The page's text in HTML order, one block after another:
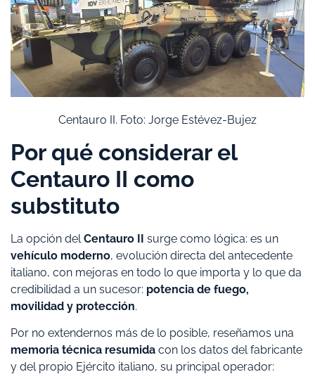
Centauro II. Foto: Jorge Estévez-Bujez
Por qué considerar el
Centauro II como
substituto
La opción del Centauro II surge como lógica: es un
vehículo moderno, evolución directa del antecedente
italiano, con mejoras en todo lo que importa y lo que da
credibilidad a un sucesor: potencia de fuego,
movilidad y protección.
Por no extendernos más de lo posible, reseñamos una
memoria técnica resumida con los datos del fabricante
y del propio Ejército italiano, su principal operador: